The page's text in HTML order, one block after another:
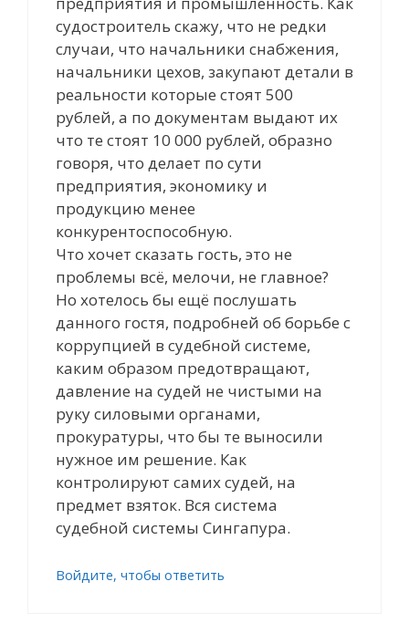
судостроитель скажу, что не редки
случаи, что начальники снабжения,
начальники цехов, закупают детали в
реальности которые стоят 500
рублей, а по документам выдают их
что те стоят 10 000 рублей, образно
говоря, что делает по сути
предприятия, экономику и
продукцию менее
конкурентоспособную.
Что хочет сказать гость, это не
проблемы всё, мелочи, не главное?
Но хотелось бы ещё послушать
данного гостя, подробней об борьбе с
коррупцией в судебной системе,
каким образом предотвращают,
давление на судей не чистыми на
руку силовыми органами,
прокуратуры, что бы те выносили
нужное им решение. Как
контролируют самих судей, на
предмет взяток. Вся система
судебной системы Сингапура.
Войдите, чтобы ответить